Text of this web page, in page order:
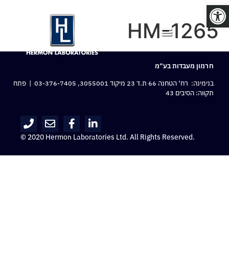
פתח סרגל נגישות
HM-1265
חרמון מעבדות בע“מ
בנימינה: רח‘ הטחנה 66 ת.ד 23 מיקוד 3055001,
03-376-7405 | פתח
תקווה: הסיבים 43
© 2020 Hermon Laboratories Ltd. All Rights Reserved.